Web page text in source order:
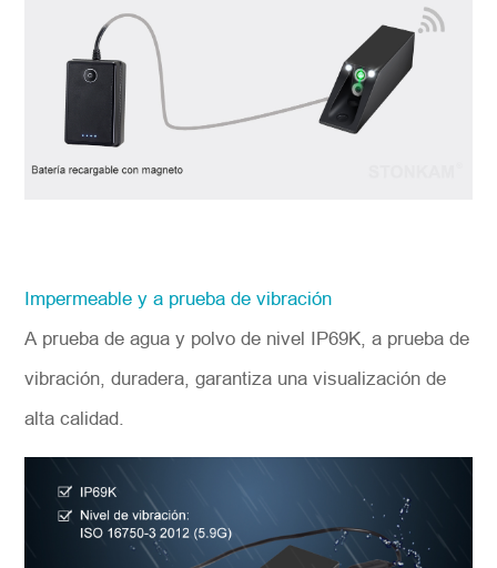
Impermeable y a prueba de vibración
A prueba de agua y polvo de nivel IP69K, a prueba de
vibración, duradera, garantiza una visualización de
alta calidad.